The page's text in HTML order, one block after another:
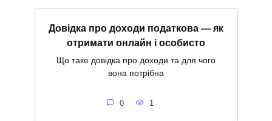
Довідка про доходи податкова — як
отримати онлайн і особисто
Що таке довідка про доходи та для чого
вона потрібна
0 1